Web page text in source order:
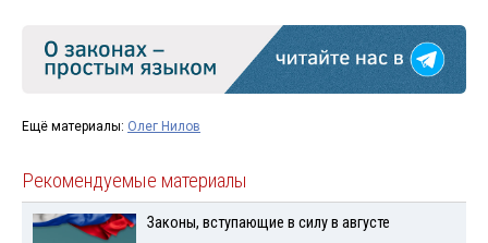
Ещё материалы: Олег Нилов
Рекомендуемые материалы
Законы, вступающие в силу в августе